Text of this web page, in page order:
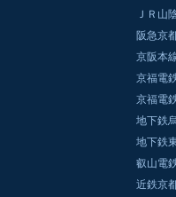
ＪＲ山
阪急京
京阪本
京福電
京福電
地下鉄
地下鉄
叡山電
近鉄京